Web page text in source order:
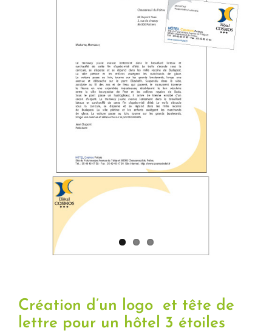
Création d’un logo et tête de
lettre pour un hôtel 3 étoiles